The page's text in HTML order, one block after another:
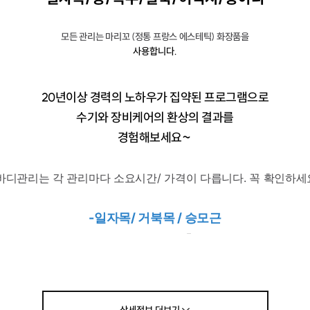
모든 관리는 마리꼬 (정통 프랑스 에스테틱) 화장품을
사용합니다.
20년이상 경력의 노하우가 집약된 프로그램으로
수기와 장비케어의 환상의 결과를
경험해보세요~
디관리는 각 관리마다 소요시간/ 가격이 다릅니다. 꼭 확인하세
-일자목/ 거북목 / 승모근
일자목,거북목관리로 두피부터 가슴흉근까지 풀어주는 관리